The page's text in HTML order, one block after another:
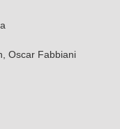
Oscar Fabbiani